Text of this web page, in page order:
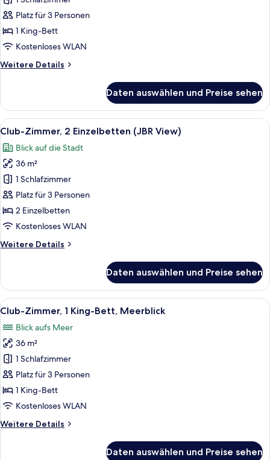
1 King-
Bett
(View)
Platz für 3 Personen
1 King-Bett
Kostenloses WLAN
Weitere Details
Weitere
Zimmer,
1 King-
Bett
Daten auswählen und Preise sehen
Alle
Fotos
für
Club-
Zimmer,
2 Einzelbetten
(JBR
View)
Ein modernes Hotelzimmer mit
7
Club-Zimmer, 2 Einzelbetten (JBR View)
Blick auf die Stadt
36 m²
1 Schlafzimmer
Platz für 3 Personen
2 Einzelbetten
Kostenloses WLAN
Weitere Details
Weitere
Zimmer,
2 Einzelbetten
(JBR
Daten auswählen und Preise sehen
Alle
Fotos
für
Club-
Zimmer,
1 King-
Bett,
Meerblick
Blick auf das Wasserufer mit einem
15
Club-Zimmer, 1 King-Bett, Meerblick
Blick aufs Meer
36 m²
1 Schlafzimmer
Platz für 3 Personen
1 King-Bett
Kostenloses WLAN
Weitere Details
Weitere
Daten auswählen und Preise sehen